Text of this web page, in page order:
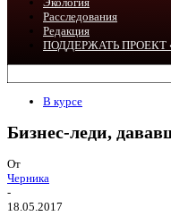
Расследования
Редакция
ПОДДЕРЖАТЬ ПРОЕКТ
В курсе
Бизнес-леди,
От
Черника
-
18.05.2017